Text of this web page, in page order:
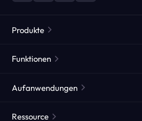
Produkte
Statische Residential Proxies
Funktionen
ISP agentur agentur
Aufanwendungen
Ressource